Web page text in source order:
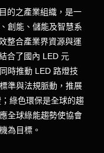
的之產業組織，是一
創能、儲能及智慧系
整合產業界資源與運
合了國內 LED 元
時推動 LED 路燈技
準與法規脈動，推展
綠色環保是全球的趨
全球綠能趨勢使協會
為目標。